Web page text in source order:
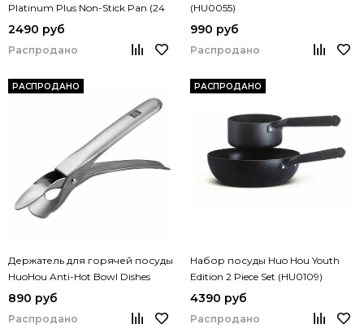
Platinum Plus Non-Stick Pan (24
см) (HU0070)
2490 руб
Распродано
(HU0055)
990 руб
Распродано
РАСПРОДАНО
Держатель для горячей посуды
HuoHou Anti-Hot Bowl Dishes
Folder (HU0049)
890 руб
Распродано
РАСПРОДАНО
Набор посуды Huo Hou Youth
Edition 2 Piece Set (HU0109)
4390 руб
Распродано